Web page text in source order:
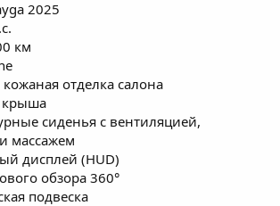
2025
км
отделка салона
крыша
сиденья с вентиляцией,
массажем
дисплей (HUD)
обзора 360°
подвеска